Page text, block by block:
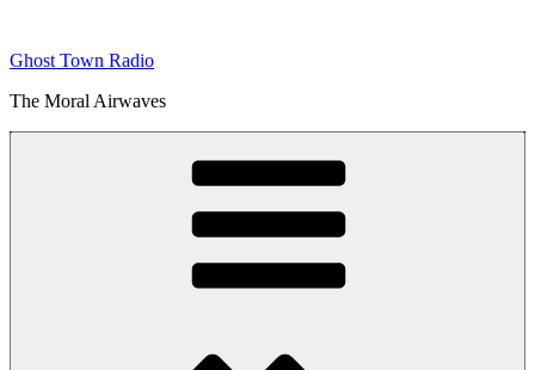
springen
Ghost Town Radio
The Moral Airwaves